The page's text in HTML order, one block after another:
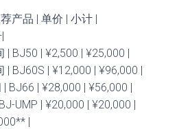
产品 | 单价 | 小计 |
| BJ50 | ¥2,500 | ¥25,000 |
| BJ60S | ¥12,000 | ¥96,000 |
BJ66 | ¥28,000 | ¥56,000 |
UMP | ¥20,000 | ¥20,000 |
|